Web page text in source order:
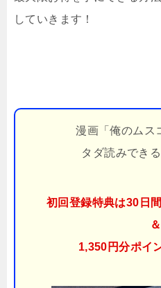
していきます！
漫画「俺のムス
タダ読みでき
初回登録特典は30日
＆
1,350円分ポイ